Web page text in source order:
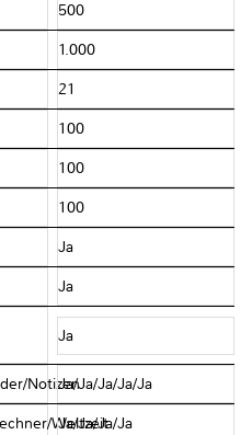
500
1.000
21
100
100
100
Ja
Ja
Ja
NotizenJa/Ja/Ja/Ja/Ja
Weltzeit
Ja/Ja/Ja/Ja